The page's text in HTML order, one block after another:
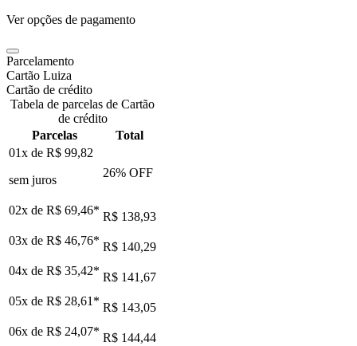
Ver opções de pagamento
Parcelamento
Cartão Luiza
Cartão de crédito
Tabela de parcelas de Cartão
de crédito
Parcelas
Total
01x de R$ 99,82
sem juros
26% OFF
02x de R$ 69,46* R$ 138,93
03x de R$ 46,76* R$ 140,29
04x de R$ 35,42* R$ 141,67
05x de R$ 28,61 * R$ 143,05
06x de R$ 24,07* R$ 144,44